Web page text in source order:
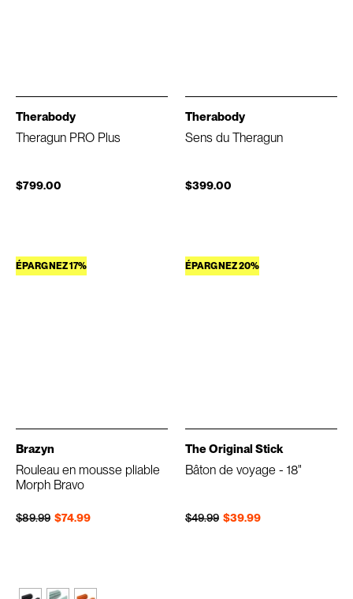
Therabody
Theragun PRO Plus
$799.00
Therabody
Sens du Theragun
$399.00
ÉPARGNEZ 17%
Brazyn
Rouleau en mousse pliable
Morph Bravo
$74.99
Prix régulier
$89.99
Prix réduit
ÉPARGNEZ 20%
The Original Stick
Bâton de voyage - 18"
$39.99
Prix régulier
$49.99
Prix réduit